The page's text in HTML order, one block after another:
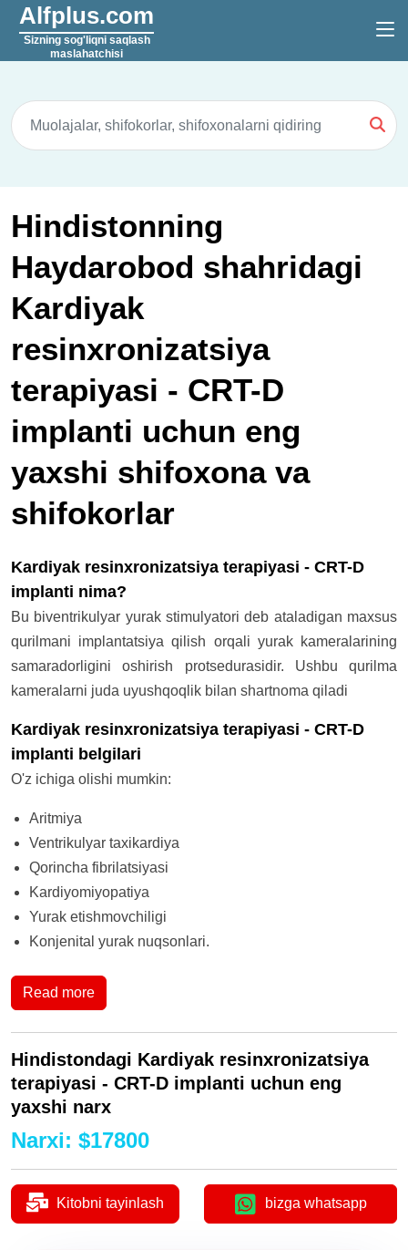
Alfplus.com
Sizning sog'liqni saqlash
maslahatchisi
Hindistonning
Haydarobod shahridagi
Kardiyak
resinxronizatsiya
terapiyasi - CRT-D
implanti uchun eng
yaxshi shifoxona va
shifokorlar
Kardiyak resinxronizatsiya terapiyasi - CRT-D
implanti nima?
Bu biventrikulyar yurak stimulyatori deb ataladigan maxsus
qurilmani implantatsiya qilish orqali yurak kameralarining
samaradorligini oshirish protsedurasidir. Ushbu qurilma
kameralarni juda uyushqoqlik bilan shartnoma qiladi
Kardiyak resinxronizatsiya terapiyasi - CRT-D
implanti belgilari
O'z ichiga olishi mumkin:
Aritmiya
Ventrikulyar taxikardiya
Qorincha fibrilatsiyasi
Kardiyomiyopatiya
Yurak etishmovchiligi
Konjenital yurak nuqsonlari.
Read more
Hindistondagi Kardiyak resinxronizatsiya
terapiyasi - CRT-D implanti uchun eng
yaxshi narx
Narxi: $17800
Kitobni tayinlash bizga whatsapp